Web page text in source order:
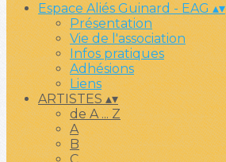
Espace Aliés Guinard - EAG▴▾
Présentation
Vie de l'association
Infos pratiques
Adhésions
Liens
ARTISTES▴▾
de A ... Z
A
B